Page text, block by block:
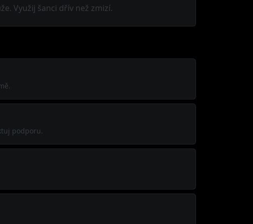
Využij šanci dřív než zmizí.
podporu.